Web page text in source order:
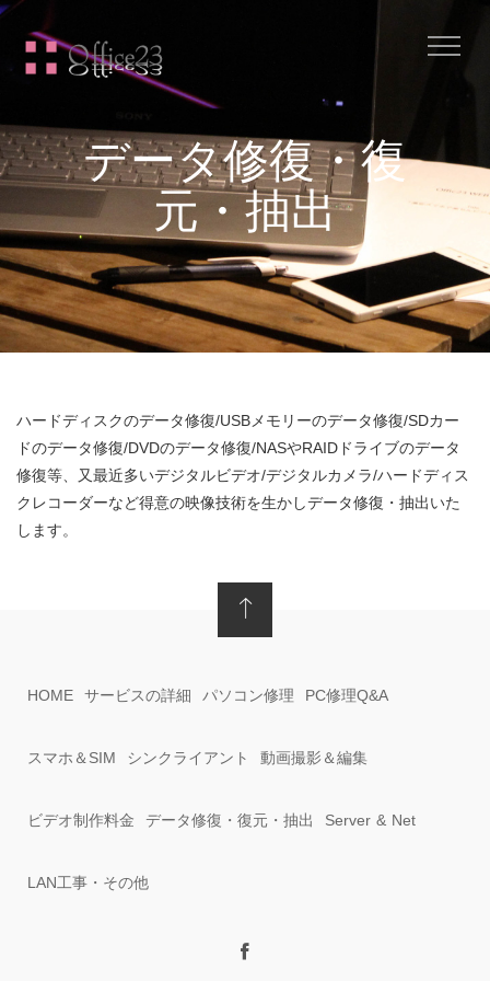
データ修復・復
元・抽出
ハードディスクのデータ修復/USBメモリーのデータ修復/SDカー
ドのデータ修復/DVDのデータ修復/NASやRAIDドライブのデータ
修復等、又最近多いデジタルビデオ/デジタルカメラ/ハードディス
クレコーダーなど得意の映像技術を生かしデータ修復・抽出いた
します。
HOME サービスの詳細 パソコン修理 PC修理Q&A
スマホ＆SIM シンクライアント 動画撮影＆編集
ビデオ制作料金 データ修復・復元・抽出 Server & Net
LAN工事・その他